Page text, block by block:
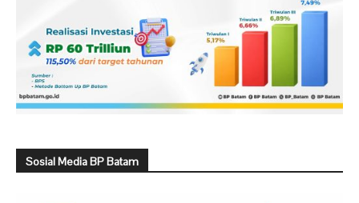
Sosial Media BP Batam